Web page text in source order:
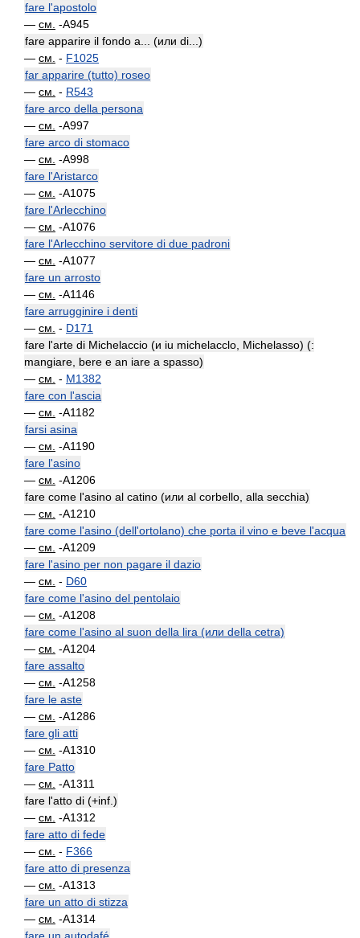
fare l'apostolo
— см. -A945
fare apparire il fondo a... (или di...)
— см. - F1025
far apparire (tutto) roseo
— см. - R543
fare arco della persona
— см. -A997
fare arco di stomaco
— см. -A998
fare l'Aristarco
— см. -A1075
fare l'Arlecchino
— см. -A1076
fare l'Arlecchino servitore di due padroni
— см. -A1077
fare un arrosto
— см. -A1146
fare arrugginire i denti
— см. - D171
fare l'arte di Michelaccio (и iu michelacclo, Michelasso) (:
mangiare, bere e an iare a spasso)
— см. - M1382
fare con l'ascia
— см. -A1182
farsi asina
— см. -A1190
fare l'asino
— см. -A1206
fare come l'asino al catino (или al corbello, alla secchia)
— см. -A1210
fare come l'asino (dell'ortolano) che porta il vino e beve l'acqua
— см. -A1209
fare l'asino per non pagare il dazio
— см. - D60
fare come l'asino del pentolaio
— см. -A1208
fare come l'asino al suon della lira (или della cetra)
— см. -A1204
fare assalto
— см. -A1258
fare le aste
— см. -A1286
fare gli atti
— см. -A1310
fare Patto
— см. -A1311
fare l'atto di (+inf.)
— см. -A1312
fare atto di fede
— см. - F366
fare atto di presenza
— см. -A1313
fare un atto di stizza
— см. -A1314